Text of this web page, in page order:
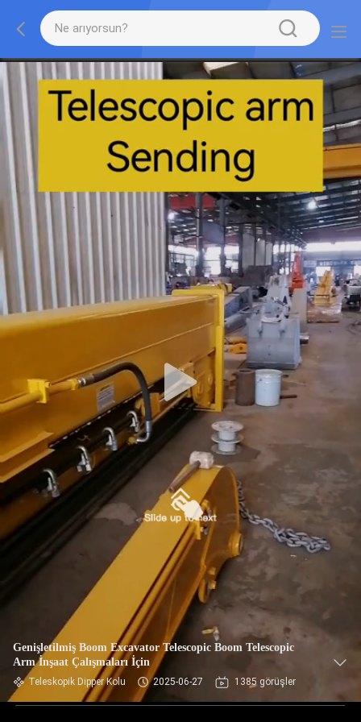
Genişletilmiş Boom Excavator Telescopic Boom Telescopic
Arm İnşaat Çalışmaları İçin
Teleskopik Dipper Kolu 2025-06-27 1385 görüşler